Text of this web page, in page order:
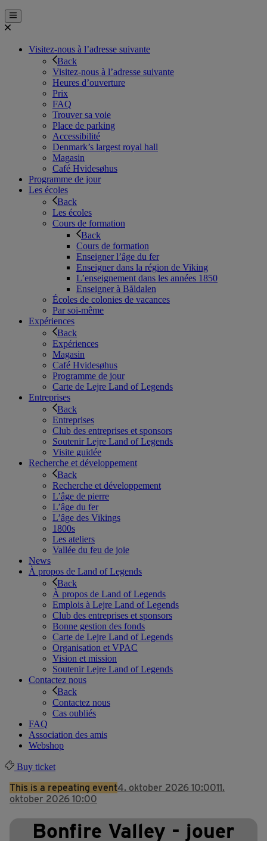
Visitez-nous à l’adresse suivante
Back
Visitez-nous à l’adresse suivante
Heures d’ouverture
Prix
FAQ
Trouver sa voie
Place de parking
Accessibilité
Denmark’s largest royal hall
Magasin
Café Hvidesøhus
Programme de jour
Les écoles
Back
Les écoles
Cours de formation
Back
Cours de formation
Enseigner l’âge du fer
Enseigner dans la région de Viking
L’enseignement dans les années 1850
Enseigner à Båldalen
Écoles de colonies de vacances
Par soi-même
Expériences
Back
Expériences
Magasin
Café Hvidesøhus
Programme de jour
Carte de Lejre Land of Legends
Entreprises
Back
Entreprises
Club des entreprises et sponsors
Soutenir Lejre Land of Legends
Visite guidée
Recherche et développement
Back
Recherche et développement
L’âge de pierre
L’âge du fer
L’âge des Vikings
1800s
Les ateliers
Vallée du feu de joie
News
À propos de Land of Legends
Back
À propos de Land of Legends
Emplois à Lejre Land of Legends
Club des entreprises et sponsors
Bonne gestion des fonds
Carte de Lejre Land of Legends
Organisation et VPAC
Vision et mission
Soutenir Lejre Land of Legends
Contactez nous
Back
Contactez nous
Cas oubliés
FAQ
Association des amis
Webshop
Buy ticket
This is a repeating event4. oktober 2026 10:0011.
oktober 2026 10:00
Bonfire Valley - jouer